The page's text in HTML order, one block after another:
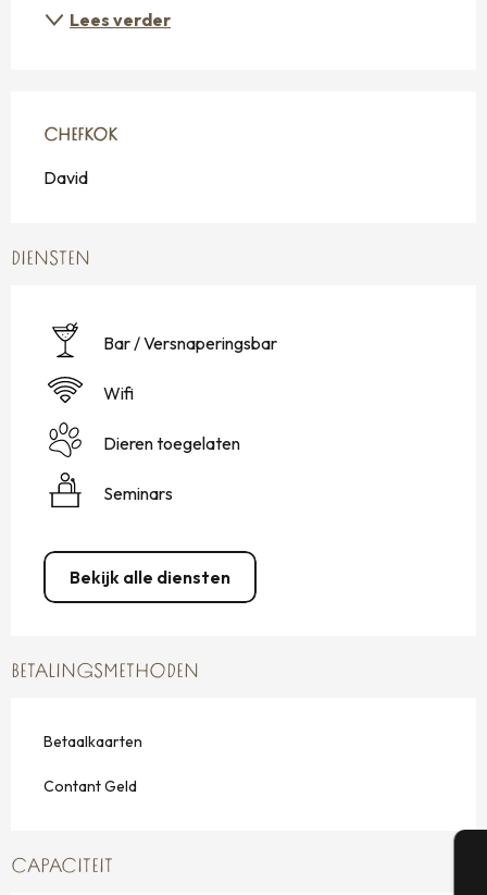
Lees verder
CHEFKOK
CHEFKOK
David
DIENSTEN
Bar / Versnaperingsbar
Wifi
Dieren toegelaten
Seminars
Bekijk alle diensten
BETALINGSMETHODEN
Betaalkaarten
Contant Geld
CAPACITEIT